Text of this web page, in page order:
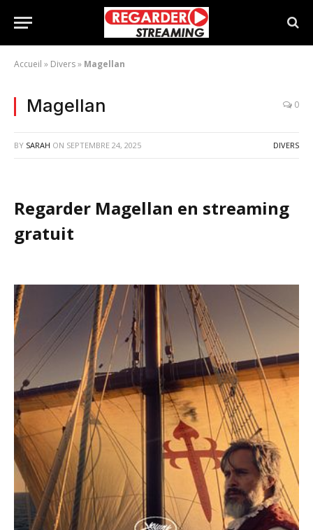
Accueil » Divers» Magellan
Magellan 0
BY SARAH ON SEPTEMBRE 24, 2025 DIVERS
Regarder Magellan en streaming
gratuit